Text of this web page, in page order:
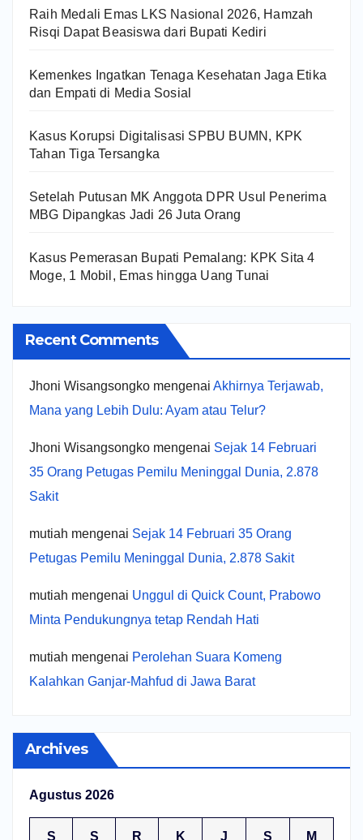
Raih Medali Emas LKS Nasional 2026, Hamzah
Risqi Dapat Beasiswa dari Bupati Kediri
Kemenkes Ingatkan Tenaga Kesehatan Jaga Etika
dan Empati di Media Sosial
Kasus Korupsi Digitalisasi SPBU BUMN, KPK
Tahan Tiga Tersangka
Setelah Putusan MK Anggota DPR Usul Penerima
MBG Dipangkas Jadi 26 Juta Orang
Kasus Pemerasan Bupati Pemalang: KPK Sita 4
Moge, 1 Mobil, Emas hingga Uang Tunai
Recent Comments
Jhoni Wisangsongko mengenai Akhirnya Terjawab,
Mana yang Lebih Dulu: Ayam atau Telur?
Jhoni Wisangsongko mengenai Sejak 14 Februari
35 Orang Petugas Pemilu Meninggal Dunia, 2.878
Sakit
mutiah mengenai Sejak 14 Februari 35 Orang
Petugas Pemilu Meninggal Dunia, 2.878 Sakit
mutiah mengenai Unggul di Quick Count, Prabowo
Minta Pendukungnya tetap Rendah Hati
mutiah mengenai Perolehan Suara Komeng
Kalahkan Ganjar-Mahfud di Jawa Barat
Archives
Agustus 2026
S S R K J S M